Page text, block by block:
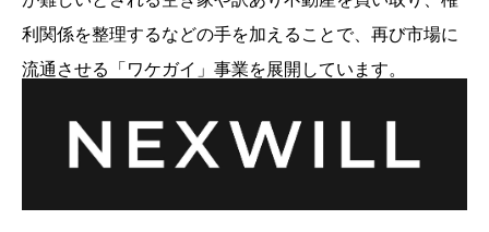
利関係を整理するなどの手を加えることで、再び市場に
流通させる「ワケガイ」事業を展開しています。